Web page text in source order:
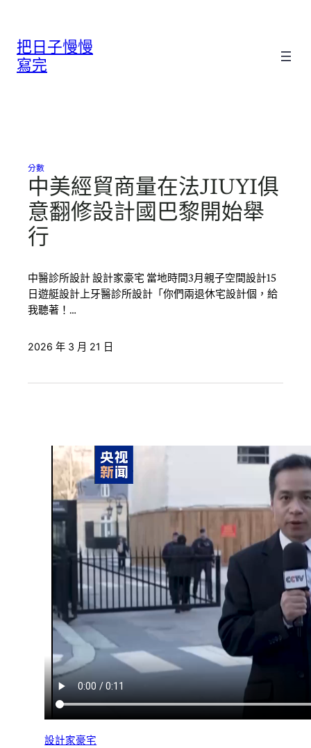
把日子慢慢
寫完
分數
中美經貿商量在法JIUYI俱
意翻修設計國巴黎開始舉
行
中醫診所設計 設計家豪宅 當地時間3月親子空間設計15
日遊艇設計上牙醫診所設計「你們兩退休宅設計個，給
我聽著！…
2026 年 3 月 21 日
設計家豪宅